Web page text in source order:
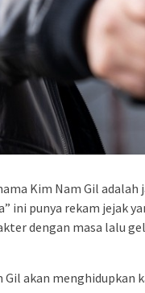
Kim Nam Gil adalah
ini punya rekam jejak
dengan masa lalu
Gil akan menghidupkan